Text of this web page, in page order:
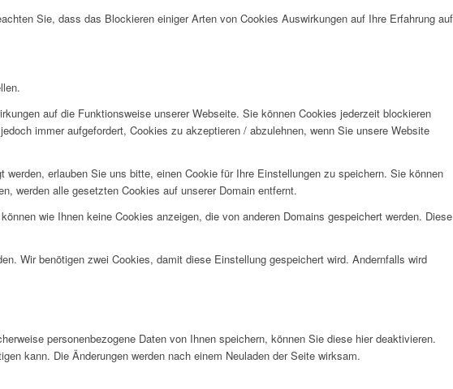
Sie, dass das Blockieren einiger Arten von Cookies Auswirkungen auf Ihre Erfahrung auf
auf die Funktionsweise unserer Webseite. Sie können Cookies jederzeit blockieren
immer aufgefordert, Cookies zu akzeptieren / abzulehnen, wenn Sie unsere Website
erlauben Sie uns bitte, einen Cookie für Ihre Einstellungen zu speichern. Sie können
werden alle gesetzten Cookies auf unserer Domain entfernt.
wie Ihnen keine Cookies anzeigen, die von anderen Domains gespeichert werden. Diese
Wir benötigen zwei Cookies, damit diese Einstellung gespeichert wird. Andernfalls wird
personenbezogene Daten von Ihnen speichern, können Sie diese hier deaktivieren.
kann. Die Änderungen werden nach einem Neuladen der Seite wirksam.